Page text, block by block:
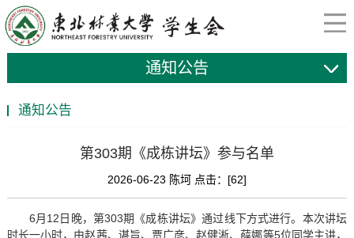
通知公告
通知公告
第303期《成栋讲坛》参与名单
2026-06-23 陈坷 点击：[62]
6月12日晚，第303期《成栋讲坛》通过线下方式进行。本次讲坛
时长一小时，由赵茜、谌旨、贾广彦、赵健淅、薛娜等5位同学主讲，